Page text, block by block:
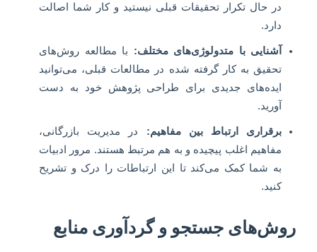
در حال تکرار تحقیقات قبلی نیستید و کار شما اصالت
دارد.
آشنایی با متدولوژی‌های مختلف: با مطالعه روش‌های
تحقیق به کار گرفته شده در مطالعات قبلی، می‌توانید
ایده‌های جدیدی برای طراحی پژوهش خود به دست
آورید.
برقراری ارتباط بین مفاهیم: در مدیریت بازرگانی،
مفاهیم اغلب پیچیده و به هم مرتبط هستند. مرور ادبیات
به شما کمک می‌کند تا این ارتباطات را درک و تشریح
کنید.
روش‌های جستجو و گردآوری منابع